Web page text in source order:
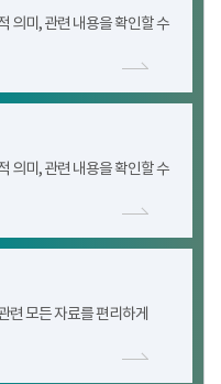
의미, 관련 내용을 확인할 수
의미, 관련 내용을 확인할 수
련 모든 자료를 편리하게